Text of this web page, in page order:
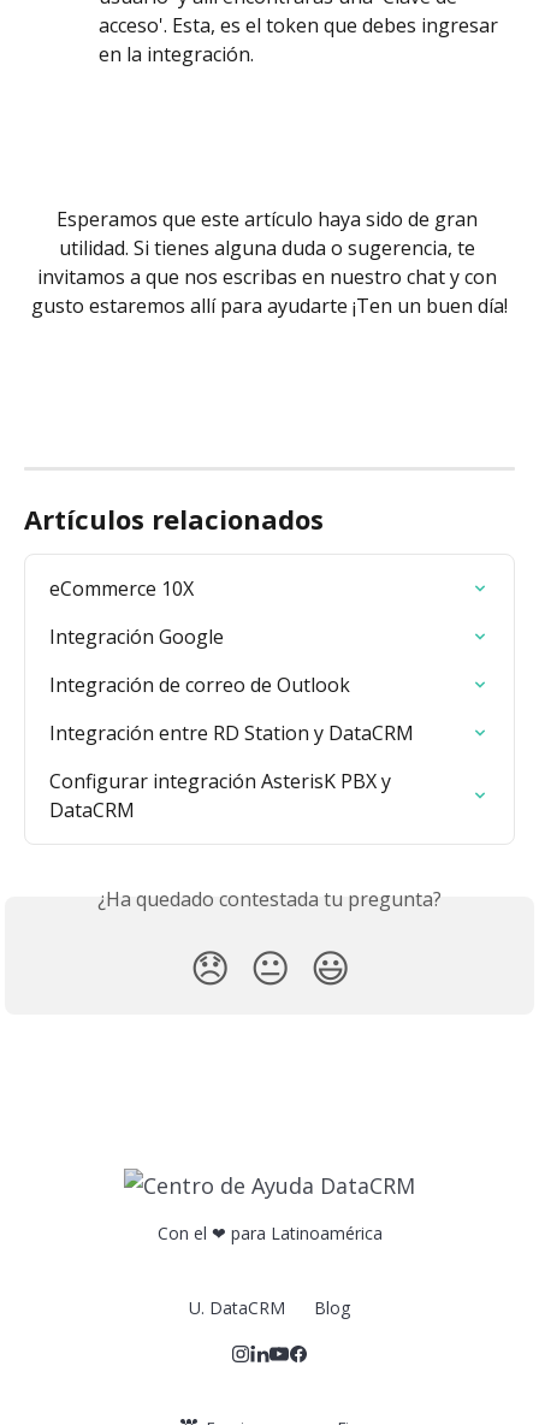
acceso'. Esta, es el token que debes ingresar
en la integración.
Esperamos que este artículo haya sido de gran
utilidad. Si tienes alguna duda o sugerencia, te
invitamos a que nos escribas en nuestro chat y con
gusto estaremos allí para ayudarte ¡Ten un buen día!
Artículos relacionados
eCommerce 10X
Integración Google
Integración de correo de Outlook
Integración entre RD Station y DataCRM
Configurar integración AsterisK PBX y
DataCRM
¿Ha quedado contestada tu pregunta?
😞 😐 😃
Con el ❤ para Latinoamérica
U. DataCRM Blog